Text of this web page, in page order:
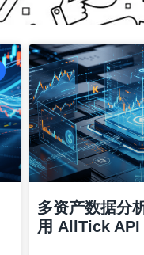
多资产数据分
用 AllTick API